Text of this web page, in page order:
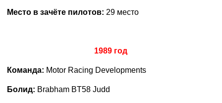
Место в зачёте пилотов: 29 место
1989 год
Команда: Motor Racing Developments
Болид: Brabham BT58 Judd